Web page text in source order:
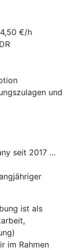
€/h
und
seit 2017 ...
ist als
im Rahmen